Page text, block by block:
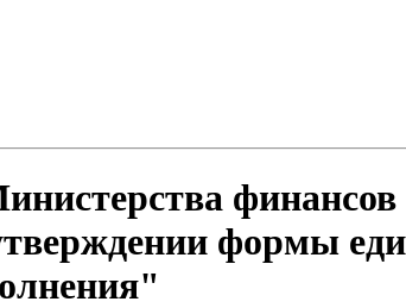
финансов
формы